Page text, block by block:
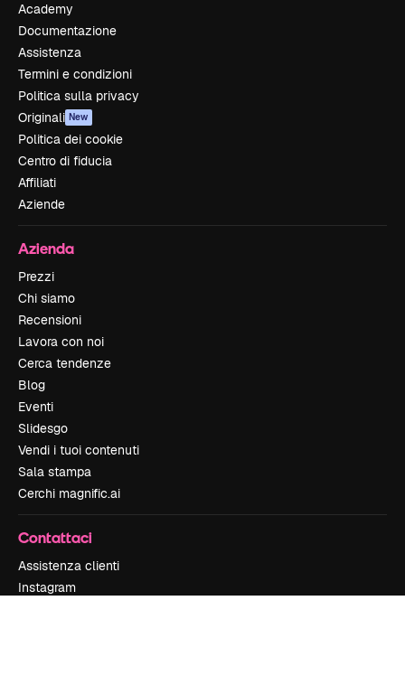
Academy
Documentazione
Assistenza
Termini e condizioni
Politica sulla privacy
Originali New
Politica dei cookie
Centro di fiducia
Affiliati
Aziende
Azienda
Prezzi
Chi siamo
Recensioni
Lavora con noi
Cerca tendenze
Blog
Eventi
Slidesgo
Vendi i tuoi contenuti
Sala stampa
Cerchi magnific.ai
Contattaci
Assistenza clienti
Instagram